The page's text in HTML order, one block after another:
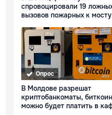
спровоцировали 19
вызовов пожарных к мосту
Опрос
В Молдове разрешат
криптобанкоматы,
можно будет платить в